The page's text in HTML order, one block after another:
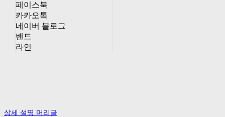
페이스북
카카오톡
네이버 블로그
밴드
라인
상세 설명 머리글